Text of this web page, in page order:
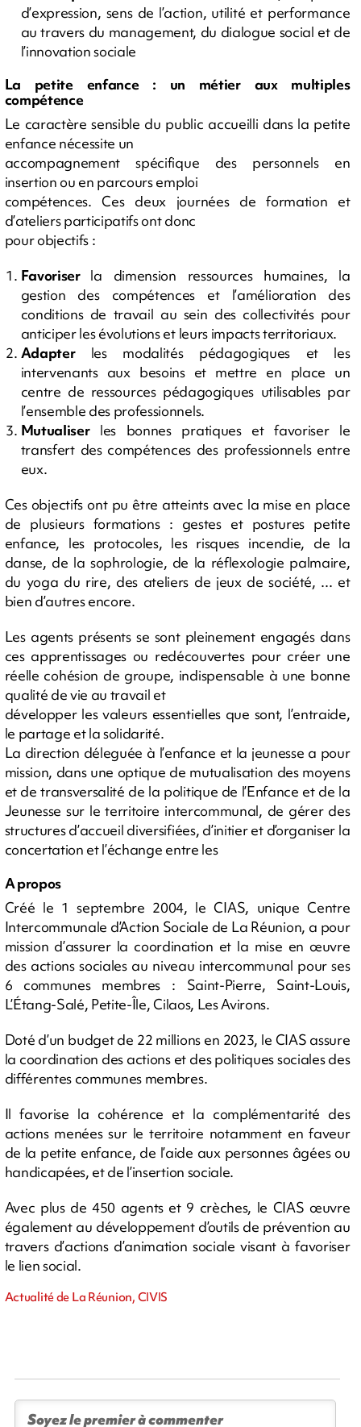
d’expression, sens de l’action, utilité et performance
au travers du management, du dialogue social et de
l’innovation sociale
La petite enfance : un métier aux multiples
compétence
Le caractère sensible du public accueilli dans la petite
enfance nécessite un
accompagnement spécifique des personnels en
insertion ou en parcours emploi
compétences. Ces deux journées de formation et
d’ateliers participatifs ont donc
pour objectifs :
Favoriser la dimension ressources humaines, la
gestion des compétences et l’amélioration des
conditions de travail au sein des collectivités pour
anticiper les évolutions et leurs impacts territoriaux.
Adapterles modalités pédagogiques et les
intervenants aux besoins et mettre en place un
centre de ressources pédagogiques utilisables par
l’ensemble des professionnels.
Mutualiserles bonnes pratiques et favoriser le
transfert des compétences des professionnels entre
eux.
Ces objectifs ont pu être atteints avec la mise en place
de plusieurs formations : gestes et postures petite
enfance, les protocoles, les risques incendie, de la
danse, de la sophrologie, de la réflexologie palmaire,
du yoga du rire, des ateliers de jeux de société, ... et
bien d’autres encore.
Les agents présents se sont pleinement engagés dans
ces apprentissages ou redécouvertes pour créer une
réelle cohésion de groupe, indispensable à une bonne
qualité de vie au travail et
développer les valeurs essentielles que sont, l’entraide,
le partage et la solidarité.
La direction déleguée à l’enfance et la jeunesse a pour
mission, dans une optique de mutualisation des moyens
et de transversalité de la politique de l’Enfance et de la
Jeunesse sur le territoire intercommunal, de gérer des
structures d’accueil diversifiées, d’initier et d’organiser la
concertation et l’échange entre les
A propos
Créé le 1 septembre 2004, le CIAS, unique Centre
Intercommunale d’Action Sociale de La Réunion, a pour
mission d’assurer la coordination et la mise en œuvre
des actions sociales au niveau intercommunal pour ses
6 communes membres : Saint-Pierre, Saint-Louis,
L’Étang-Salé, Petite-Île, Cilaos, Les Avirons.
Doté d’un budget de 22 millions en 2023, le CIAS assure
la coordination des actions et des politiques sociales des
différentes communes membres.
Il favorise la cohérence et la complémentarité des
actions menées sur le territoire notamment en faveur
de la petite enfance, de l’aide aux personnes âgées ou
handicapées, et de l’insertion sociale.
Avec plus de 450 agents et 9 crèches, le CIAS œuvre
également au développement d’outils de prévention au
travers d’actions d’animation sociale visant à favoriser
le lien social.
Actualité de La Réunion, CIVIS